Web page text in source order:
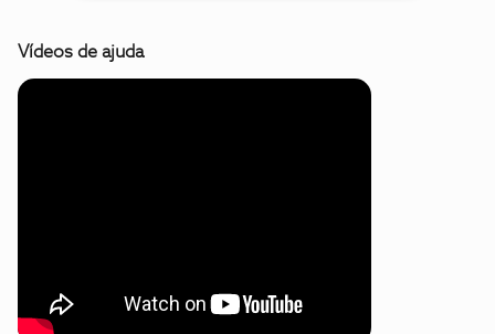
Vídeos de ajuda